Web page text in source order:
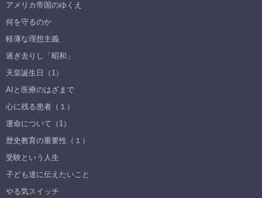
アメリカ帝国のゆくえ
何を守るのか
軽薄な理想主義
過ぎ去りし「昭和」
天皇誕生日（1）
AIと医療のはざまで
心に残る患者（１）
運命について（1）
歴史教育の重要性（１）
受験という人生
子ども達に伝えたいこと
やる気スイッチ